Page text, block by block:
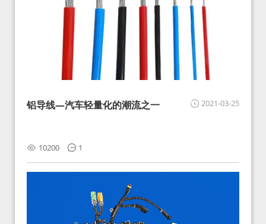
2021-03-25
铝导线—汽车轻量化的潮流之一
10200 1